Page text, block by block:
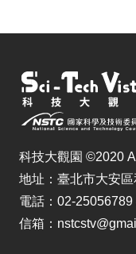
科技大觀園 ©2020
地址：臺北市大安
電話：02-25056789
信箱：